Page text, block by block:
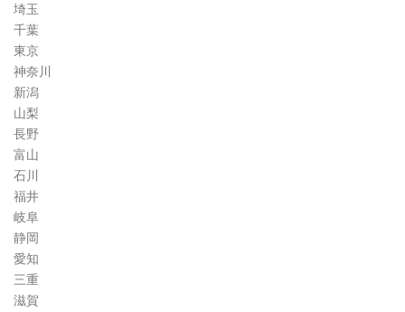
埼玉
千葉
東京
神奈川
新潟
山梨
長野
富山
石川
福井
岐阜
静岡
愛知
三重
滋賀